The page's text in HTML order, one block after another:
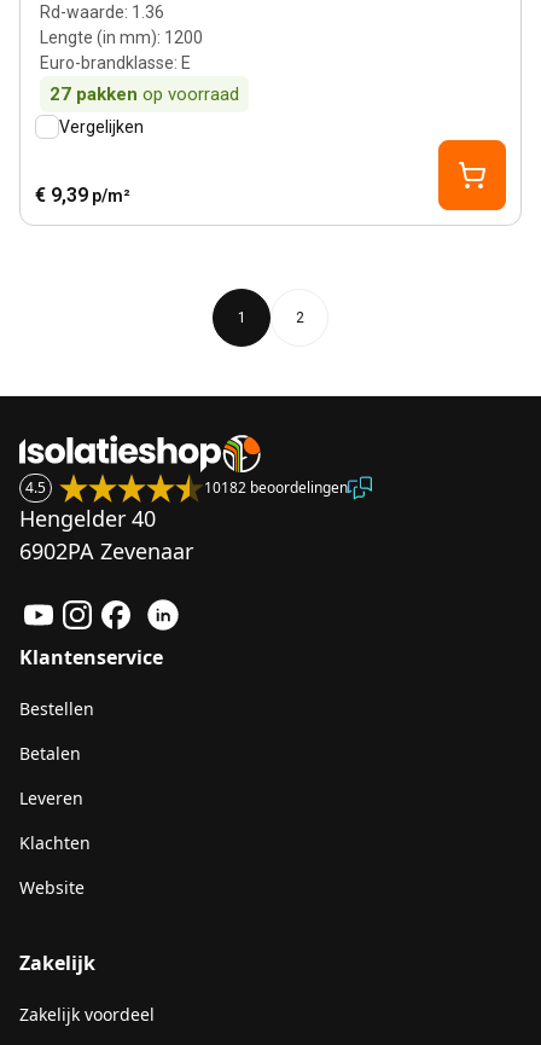
Rd-waarde: 1.36
Lengte (in mm): 1200
Euro-brandklasse: E
27 pakken op voorraad
Vergelijken
€ 9,39 p/m²
1 2
4.5 10182 beoordelingen
Hengelder 40
6902PA Zevenaar
Klantenservice
Bestellen
Betalen
Leveren
Klachten
Website
Zakelijk
Zakelijk voordeel